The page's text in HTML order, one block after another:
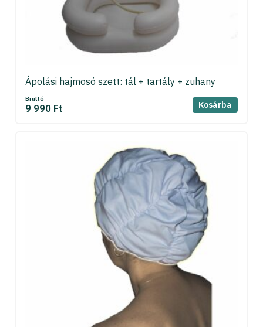
Ápolási hajmosó szett: tál + tartály + zuhany
Bruttó
9 990 Ft Kosárba